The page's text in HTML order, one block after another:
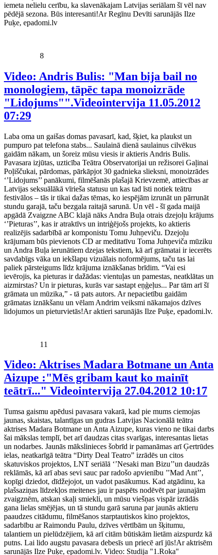
iemeta nelielu cerību, ka slavenākajam Latvijas seriālam šī vēl nav
pēdējā sezona. Būs interesanti!Ar Regīnu Devīti sarunājās Ilze
Puķe, epadomi.lv
8
Video: Andris Bulis: "Man bija bail no
monologiem, tāpēc tapa monoizrāde
"Lidojums"".Videointervija 11.05.2012
07:29
Laba oma un gaišas domas pavasarī, kad, šķiet, ka plaukst un
pumpuro pat telefona stabs... Saulainā dienā saulainus cilvēkus
gaidām nākam, un šoreiz mūsu viesis ir aktieris Andris Bulis.
Pavasara izjūtas, uzticība Teātra Observatorijai un režisorei Gaļinai
Poļiščukai, pārdomas, pārkāpjot 30 gadnieka slieksni, monoizrādes
‘’Lidojums’’ panākumi, filmēšanās plašajā Krievzemē, attiecības ar
Latvijas seksuālākā vīrieša statusu un kas tad īsti notiek teātru
festivālos – tās ir tikai dažas tēmas, ko iespējām izrunāt un pārrunāt
stundu garajā, taču bezgala raitajā sarunā. Un vēl - šī gada maijā
apgādā Zvaigzne ABC klajā nāks Andra Buļa otrais dzejoļu krājums
‘’Pieturas’’, kas ir atraktīvs un intriģējošs projekts, ko aktieris
realizējis sadarbībā ar komponistu Tomu Juhņeviču. Dzejoļu
krājumam būs pievienots CD ar meditatīvu Toma Juhņeviča mūziku
un Andra Buļa ierunātiem dzejas tekstiem, kā arī grāmatai ir iecerēts
savdabīgs vāka un iekšlapu vizuālais noformējums, taču tas lai
paliek pārsteigums līdz krājuma iznākšanas brīdim. “Vai esi
ievērojis, ka pieturas ir dažādas: vientuļas un pamestas, neatklātas un
aizmirstas? Un ir pieturas, kurās var sastapt eņģeļus... Par tām arī šī
grāmata un mūzika,” - tā pats autors. Ar nepacietību gaidām
grāmatas iznākšanu un vēlam Andrim veiksmi nākamajos dzīves
lidojumos un pieturvietās!Ar aktieri sarunājās Ilze Puķe, epadomi.lv.
11
Video: Aktrises Madara Botmane un Anta
Aizupe :"Mēs gribam kaut ko mainīt
teātrī..." Videointervija 27.04.2012 10:17
Tumsa gaismu apēdusi pavasara vakarā, kad pie mums ciemojas
jaunas, skaistas, talantīgas un gudras Latvijas Nacionālā teātra
aktrises Madara Botmane un Anta Aizupe, kuras vieno ne tikai darbs
šai mākslas templī, bet arī daudzas citas svarīgas, interesantas lietas
un nodarbes. Jaunās mākslinieces šobrīd ir pamanāmas arī Ģertrūdes
ielas, neatkarīgā teātra “Dirty Deal Teatro” izrādēs un citos
skatuviskos projektos, LNT seriālā ‘’Nesaki man Bizu’’un daudzās
reklāmās, kā arī abas sevi sauc par radošo apvienību ’’Mad Ant’’,
kopīgi dziedot, dīdžejojot, un vadot pasākumus. Kad atgādinu, ka
plašsaziņas līdzekļos meitenes jau ir paspēts nodēvēt par jaunajām
zvaigznēm, atskan skaļi smiekli, un mūsu viešņas vispār izrādās
gana lielas smējējas, un tā stundu garā saruna par jaunās aktieru
paaudzes citādumu, filmēšanos starptautiskos kino projektos,
sadarbību ar Raimondu Paulu, dzīves vērtībām un šķitumu,
talantiem un pielūdzējiem, kā arī citām būtiskām lietām aizspurdz kā
putns. Lai lido augstu pavasara debesīs un priecē arī jūs!Ar aktrisēm
sarunājās Ilze Puķe, epadomi.lv. Video: Studija "1.Roka"